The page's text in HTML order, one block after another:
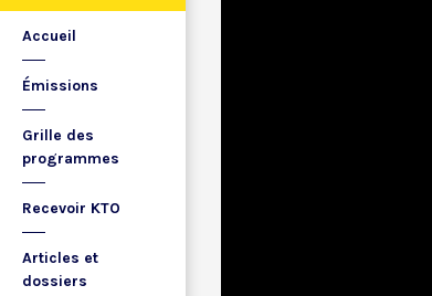
Accueil
Émissions
Grille des
programmes
Recevoir KTO
Articles et
dossiers